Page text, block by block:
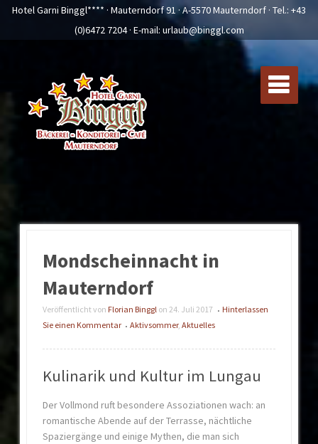
Hotel Garni Binggl**** · Mauterndorf 91 · A-5570 Mauterndorf · Tel.: +43
(0)6472 7204· E-mail: urlaub@binggl.com
Mondscheinnacht in
Mauterndorf
Veröffentlicht von Florian Binggl on 24. Juli 2017 • Hinterlassen
Sie einen Kommentar
• Aktivsommer,Aktuelles
Kulinarik und Kultur im Lungau
Der Vollmond ruft besondere Assoziationen wach: an
romantische Abende auf der Terrasse, nächtliche
Spaziergänge und einige Mythen, die man sich